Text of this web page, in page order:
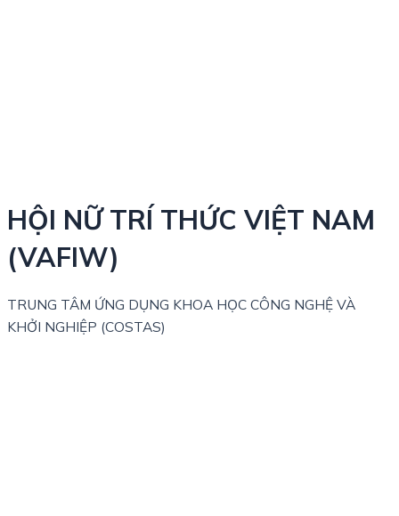
HỘI NỮ TRÍ THỨC VIỆT NAM
(VAFIW)
TRUNG TÂM ỨNG DỤNG KHOA HỌC CÔNG NGHỆ VÀ
KHỞI NGHIỆP (COSTAS)